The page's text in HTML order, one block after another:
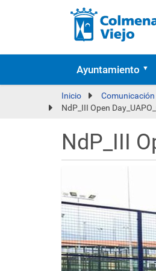
Ayuntamiento
Inicio Comunicación
NdP_III Open
NdP_III